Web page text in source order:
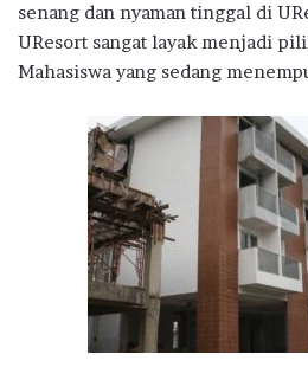
senang dan nyaman tinggal di
UResort sangat layak menjadi
Mahasiswa yang sedang